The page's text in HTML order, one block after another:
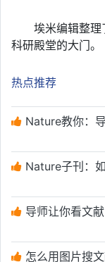
埃米编辑整
科研殿堂的大门。
热点推荐
Nature教你：
Nature子刊：
导师让你看文
怎么用图片搜文